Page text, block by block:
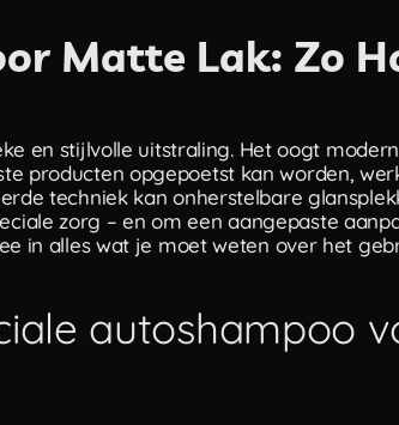
Matte Lak: Zo
en stijlvolle uitstraling. Het oogt
producten opgepoetst kan worden,
techniek kan onherstelbare
zorg – en om een aangepaste
in alles wat je moet weten over het
autoshampoo